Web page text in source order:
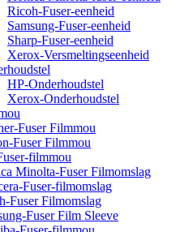
Ricoh-Fuser-eenheid
Samsung-Fuser-eenheid
Sharp-Fuser-eenheid
Xerox-Versmeltingseenheid
HP-Onderhoudstel
Xerox-Onderhoudstel
Fuser Filmmou
Fuser Filmmou
filmmou
Minolta-Fuser Filmomslag
Fuser-filmomslag
Fuser Filmomslag
Fuser Film Sleeve